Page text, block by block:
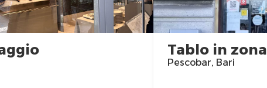
Tablo in zona
Pescobar, Bari